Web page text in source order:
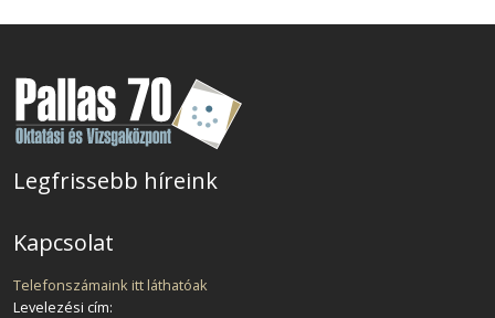
Legfrissebb híreink
Kapcsolat
Telefonszámaink itt láthatóak
Levelezési cím: